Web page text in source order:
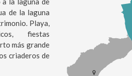
de la laguna
Playa,
fiestas
más grande
criaderos de